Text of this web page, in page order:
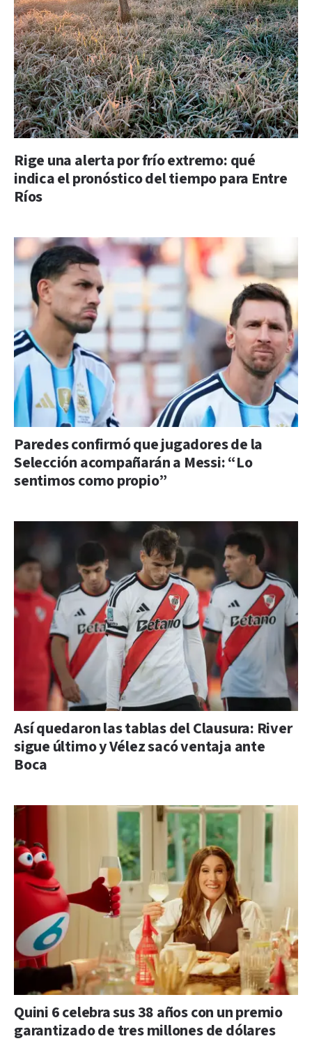
Rige una alerta por frío extremo: qué
indica el pronóstico del tiempo para Entre
Ríos
Paredes confirmó que jugadores de la
Selección acompañarán a Messi: “Lo
sentimos como propio”
Así quedaron las tablas del Clausura: River
sigue último y Vélez sacó ventaja ante
Boca
Quini 6 celebra sus 38 años con un premio
garantizado de tres millones de dólares